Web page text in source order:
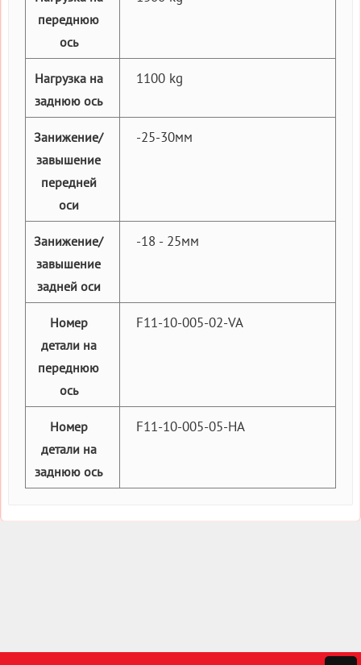
переднюю
ось
Нагрузка на
заднюю ось
1100 kg
Занижение/
завышение
передней
оси
-25-30мм
Занижение/
завышение
задней оси
-18 - 25мм
Номер
детали на
переднюю
ось
F11-10-005-02-VA
Номер
детали на
заднюю ось
F11-10-005-05-HA